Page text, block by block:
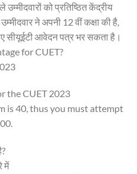
उम्मीदवारों को प्रतिष्ठित केंद्रीय
ने अपनी 12 वीं कक्षा की है,
सीयूईटी आवेदन पत्र भर सकता है।
for CUET?
the CUET 2023
is 40, thus you must attempt
में